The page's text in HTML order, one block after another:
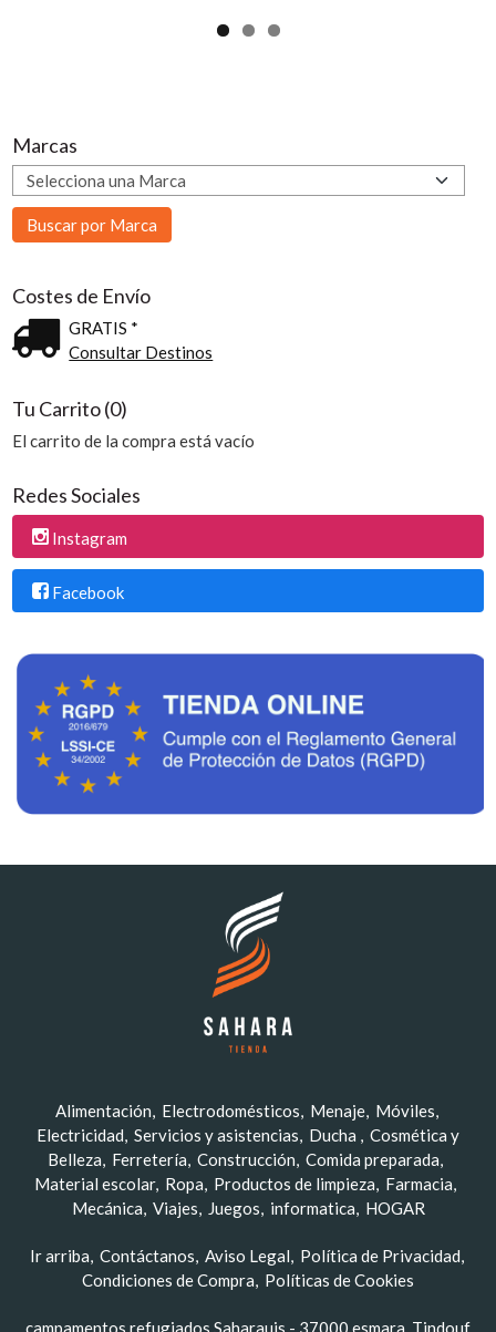
Marcas
Costes de Envío
GRATIS *
Consultar Destinos
Tu Carrito (0)
El carrito de la compra está vacío
Redes Sociales
Instagram
Facebook
Alimentación Electrodomésticos Menaje Móviles
Electricidad Servicios y asistencias Ducha
Cosmética y
Belleza
Ferretería Construcción Comida preparada
Material escolar Ropa Productos de limpieza
Farmacia
Mecánica Viajes Juegos informatica HOGAR
Ir arriba Contáctanos Aviso Legal
Política de Privacidad
Condiciones de Compra
Políticas de Cookies
campamentos refugiados Saharauis - 37000 esmara, Tindouf